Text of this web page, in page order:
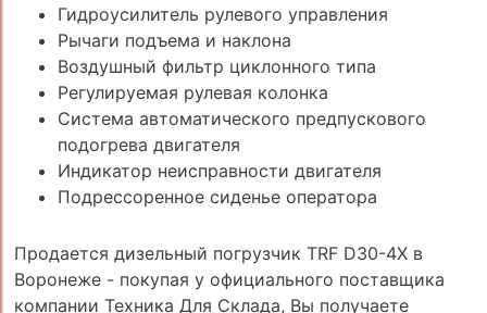
Гидроусилитель рулевого управления
Рычаги подъема и наклона
Воздушный фильтр циклонного типа
Регулируемая рулевая колонка
Система автоматического предпускового
подогрева двигателя
Индикатор неисправности двигателя
Подрессоренное сиденье оператора
Продается дизельный погрузчик TRF D30-4X в
Воронеже - покупая у официального поставщика
компании Техника Для Склада, Вы получаете